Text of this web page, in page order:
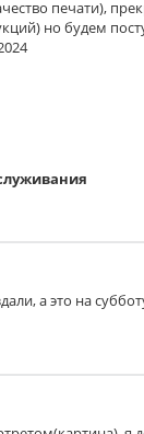
печати),
но будем
а это на